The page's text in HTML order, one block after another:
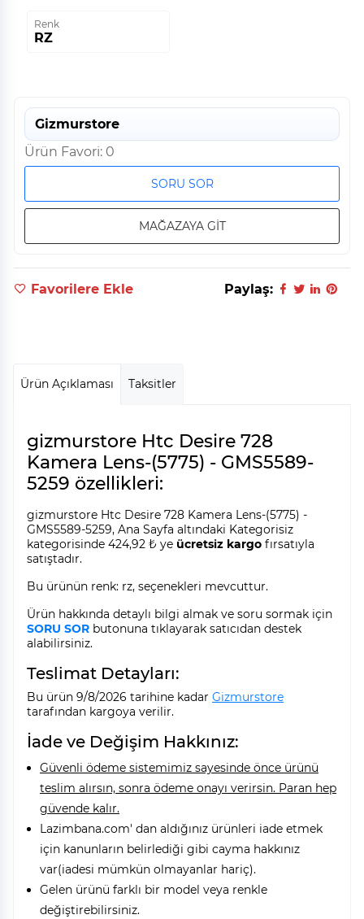
Renk
RZ
Gizmurstore
Ürün Favori: 0
SORU SOR
MAĞAZAYA GİT
Favorilere Ekle Paylaş:
Ürün Açıklaması Taksitler
gizmurstore Htc Desire 728
Kamera Lens-(5775) - GMS5589-
5259 özellikleri:
gizmurstore Htc Desire 728 Kamera Lens-(5775) -
GMS5589-5259, Ana Sayfa altındaki Kategorisiz
kategorisinde 424,92 ₺ ye ücretsiz kargo fırsatıyla
satıştadır.
Bu ürünün renk: rz, seçenekleri mevcuttur.
Ürün hakkında detaylı bilgi almak ve soru sormak için
SORU SOR butonuna tıklayarak satıcıdan destek
alabilirsiniz.
Teslimat Detayları:
Bu ürün 9/8/2026 tarihine kadar Gizmurstore
tarafından kargoya verilir.
İade ve Değişim Hakkınız:
Güvenli ödeme sistemimiz sayesinde önce ürünü
teslim alırsın, sonra ödeme onayı verirsin. Paran hep
güvende kalır.
Lazimbana.com' dan aldığınız ürünleri iade etmek
için kanunların belirlediği gibi cayma hakkınız
var(iadesi mümkün olmayanlar hariç).
Gelen ürünü farklı bir model veya renkle
değiştirebilirsiniz.